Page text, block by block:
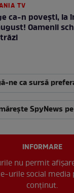
TV
ca-n povești, la
schiază
ne ca sursă
SpyNews
INFORMARE
nu permit
urile social
conținut.